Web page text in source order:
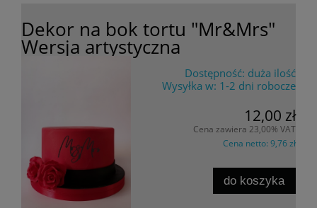
Dekor na bok tortu "Mr&Mrs"
Wersja artystyczna
Dostępność: duża ilość
Wysyłka w: 1-2 dni robocze
12,00 zł
Cena zawiera 23,00% VAT
Cena netto: 9,76 zł
do koszyka